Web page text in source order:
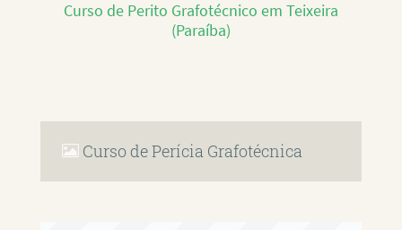
Curso de Perito Grafotécnico em Teixeira
(Paraíba)
Curso de Perícia Grafotécnica